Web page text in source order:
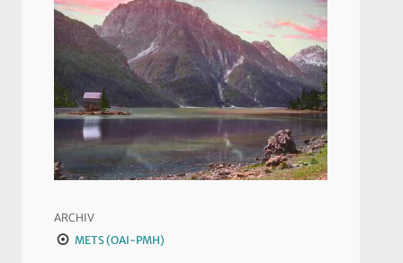
ARCHIV
METS (OAI-PMH)